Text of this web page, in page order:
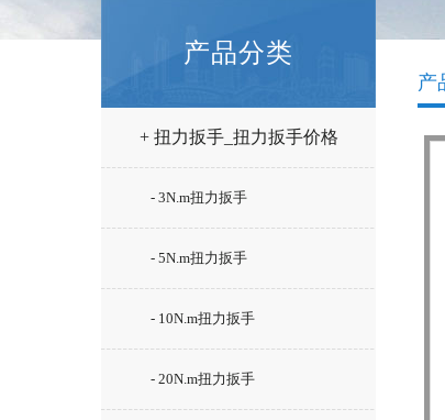
产品分类
+ 扭力扳手_扭力扳手价格
- 3N.m扭力扳手
- 5N.m扭力扳手
- 10N.m扭力扳手
- 20N.m扭力扳手
产